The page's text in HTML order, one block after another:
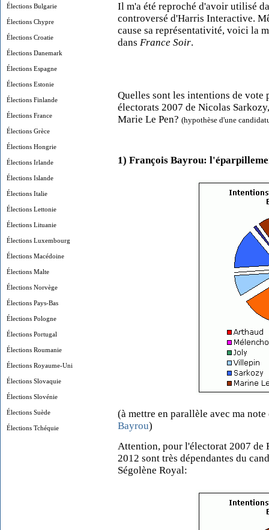
Élections Bulgarie
Élections Chypre
Élections Croatie
Élections Danemark
Élections Espagne
Élections Estonie
Élections Finlande
Élections France
Élections Grèce
Élections Hongrie
Élections Irlande
Élections Islande
Élections Italie
Élections Lettonie
Élections Lituanie
Élections Luxembourg
Élections Macédoine
Élections Malte
Élections Norvège
Élections Pays-Bas
Élections Pologne
Élections Portugal
Élections Roumanie
Élections Royaume-Uni
Élections Slovaquie
Élections Slovénie
Élections Suède
Élections Tchéquie
Il m'a été reproché d'avoir utilisé
controversé d'Harris Interactive.
cause sa représentativité, voici la
dans France Soir.
Quelles sont les intentions de
électorats 2007 de Nicolas
Marie Le Pen? (hypothèse d'une
1) François Bayrou:
(à mettre en parallèle avec ma
Bayrou)
Attention, pour l'électorat 2007 de
2012 sont très dépendantes du
Ségolène Royal: